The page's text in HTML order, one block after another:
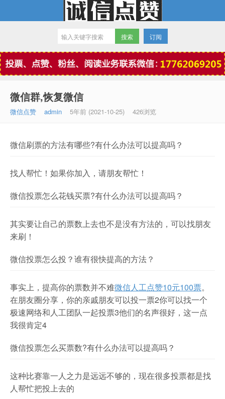
微信点赞
订阅
微信群,恢复微信
微信点赞 admin 5年前 (2021-10-25) 426浏览
微信刷票的方法有哪些?有什么办法可以提高吗？
找人帮忙！如果你加入，请朋友帮忙！
微信投票怎么花钱买票?有什么办法可以提高吗？
其实要让自己的票数上去也不是没有方法的，可以找朋友
来刷！
微信投票怎么投？谁有很快提高的方法？
事实上，提高你的票数并不难微信人工点赞10元100票。
在朋友圈分享，你的亲戚朋友可以投一票2你可以找一个
极速网络和人工团队一起投票3他们的名声很好，这一点
我很肯定4
微信投票怎么买票数?有什么办法可以提高吗？
这种比赛靠一人之力是远远不够的，现在很多投票都是找
人帮忙把投上去的